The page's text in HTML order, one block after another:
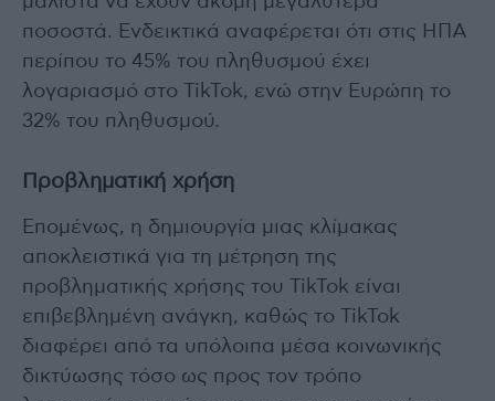
ποσοστά. Ενδεικτικά αναφέρεται ότι στις ΗΠΑ
περίπου το 45% του πληθυσμού έχει
λογαριασμό στο TikTok, ενώ στην Ευρώπη το
32% του πληθυσμού.
Προβληματική χρήση
Επομένως, η δημιουργία μιας κλίμακας
αποκλειστικά για τη μέτρηση της
προβληματικής χρήσης του TikTok είναι
επιβεβλημένη ανάγκη, καθώς το TikTok
διαφέρει από τα υπόλοιπα μέσα κοινωνικής
δικτύωσης τόσο ως προς τον τρόπο